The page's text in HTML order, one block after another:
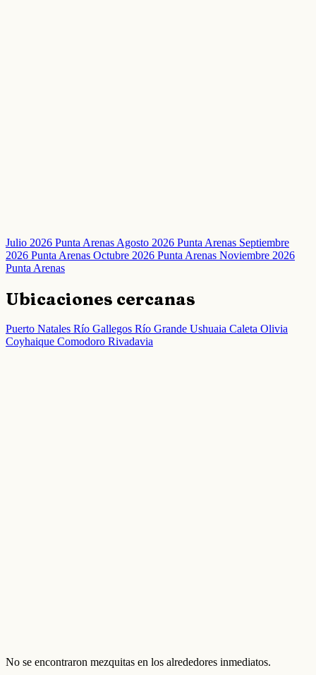
Julio 2026 Punta Arenas Agosto 2026 Punta Arenas Septiembre
2026 Punta Arenas Octubre 2026 Punta Arenas Noviembre 2026
Punta Arenas
Ubicaciones cercanas
Puerto Natales Río Gallegos Río Grande Ushuaia Caleta Olivia
Coyhaique Comodoro Rivadavia
No se encontraron mezquitas en los alrededores inmediatos.